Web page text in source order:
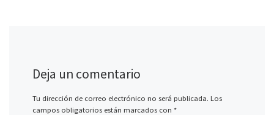
Deja un comentario
Tu dirección de correo electrónico no será publicada. Los
campos obligatorios están marcados con *